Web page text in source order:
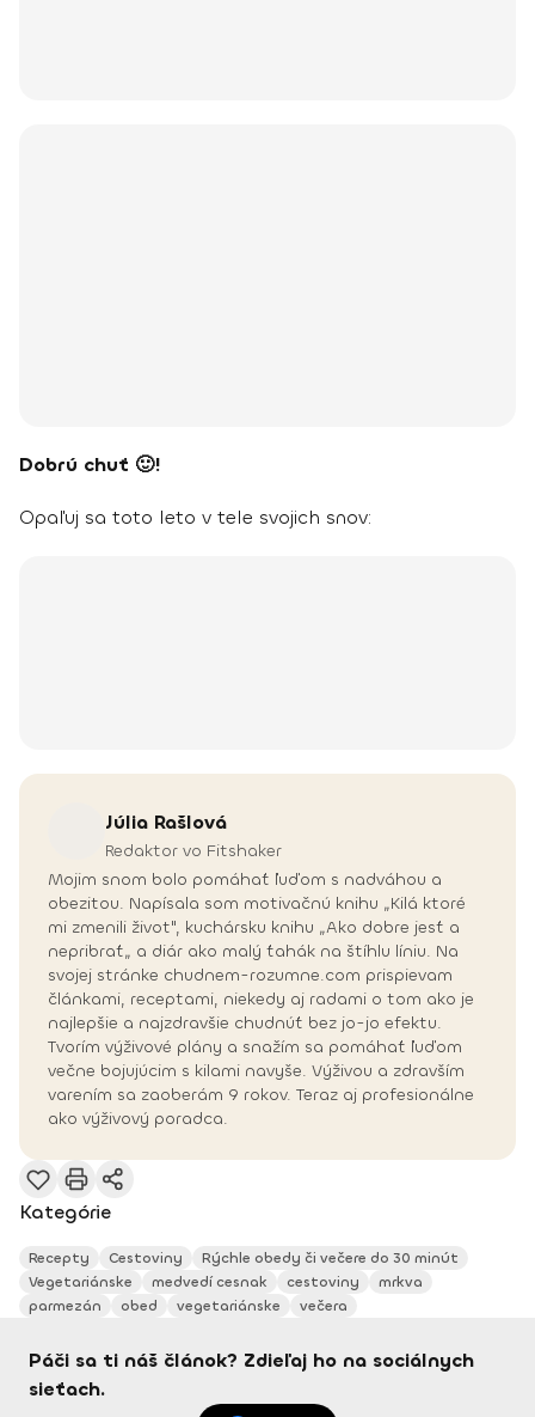
Dobrú chuť 🙂!
Opaľuj sa toto leto v tele svojich snov:
Júlia Rašlová
Redaktor vo Fitshaker
Mojim snom bolo pomáhať ľuďom s nadváhou a
obezitou. Napísala som motivačnú knihu „Kilá ktoré
mi zmenili život", kuchársku knihu „Ako dobre jesť a
nepribrať„ a diár ako malý ťahák na štíhlu líniu. Na
svojej stránke chudnem-rozumne.com prispievam
článkami, receptami, niekedy aj radami o tom ako je
najlepšie a najzdravšie chudnúť bez jo-jo efektu.
Tvorím výživové plány a snažím sa pomáhať ľuďom
večne bojujúcim s kilami navyše. Výživou a zdravším
varením sa zaoberám 9 rokov. Teraz aj profesionálne
ako výživový poradca.
Kategórie
Recepty Cestoviny
Rýchle obedy či večere do 30 minút
Vegetariánske
medvedí cesnak cestoviny
mrkva
parmezán
obed vegetariánske večera
Páči sa ti náš článok? Zdieľaj ho na sociálnych
sieťach.